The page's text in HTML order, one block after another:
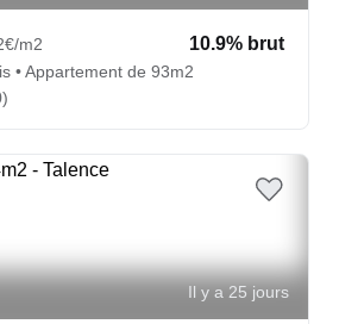
m2 10.9% brut
• Appartement de 93m2
Il y a 25 jours